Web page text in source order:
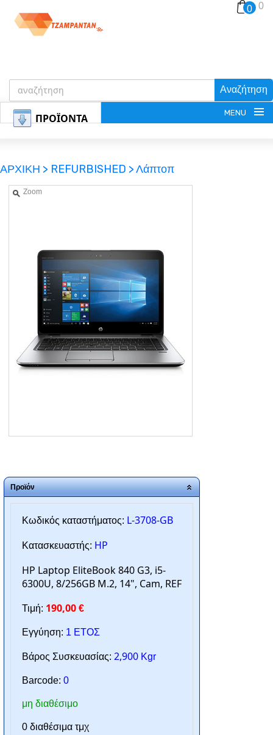
Αναζήτηση
0 0
ΠΡΟΪΟΝΤΑ MENU
ΑΡΧΙΚΗ
SERVICE
ΑΡΧΙΚΗ > REFURBISHED >Λάπτοπ
Zoom
Προϊόν
Κωδικός καταστήματος: L-3708-GB
Κατασκευαστής: HP
HP Laptop EliteBook 840 G3, i5-
6300U, 8/256GB M.2, 14", Cam, REF
Τιμή: 190,00 €
Εγγύηση: 1 ΕΤΟΣ
Βάρος Συσκευασίας: 2,900 Kgr
Barcode: 0
μη διαθέσιμο
0 διαθέσιμα τμχ